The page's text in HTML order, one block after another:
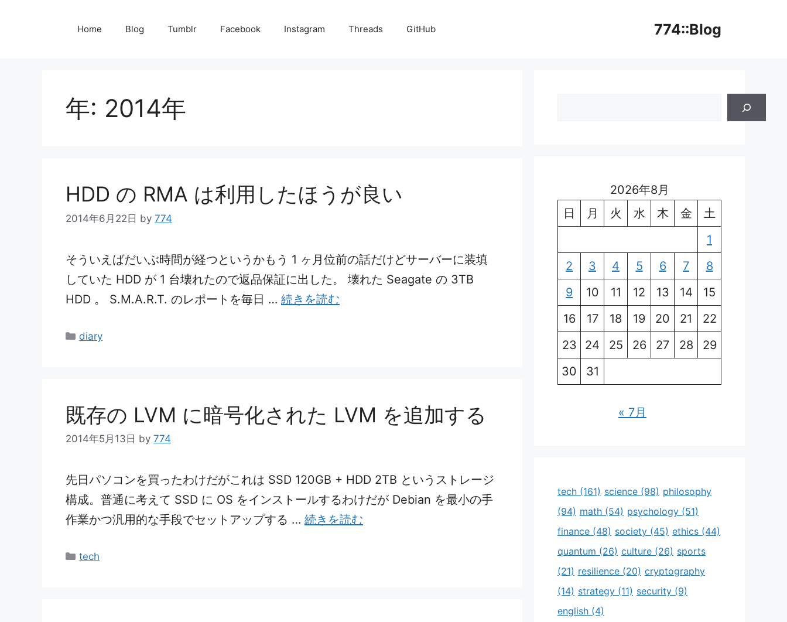
774::Blog
Home Blog Tumblr Facebook Instagram Threads GitHub
年: 2014年
HDD の RMA は利用したほうが良い
2014年6月22日 by 774
そういえばだいぶ時間が経つというかもう 1 ヶ月位前の話だけどサーバーに装填
していた HDD が 1 台壊れたので返品保証に出した。 壊れた Seagate の 3TB
HDD 。 S.M.A.R.T. のレポートを毎日 … 続きを読む
カ
diary
既存の LVM に暗号化された LVM を追加する
2014年5月13日 by 774
先日パソコンを買ったわけだがこれは SSD 120GB + HDD 2TB というストレージ
構成。普通に考えて SSD に OS をインストールするわけだが Debian を最小の手
作業かつ汎用的な手段でセットアップする … 続きを読む
カ
tech
2026年8月
日
月 火 水 木 金
土
1
2
3 4 5 6 7
8
9
10 11 12 13 14
15
16
17 18 19 20 21
22
23
24 25 26 27 28
29
30
31
« 7月
tech (161) science (98) philosophy
(94) math (54) psychology (51)
finance (48) society (45) ethics (44)
quantum (26) culture (26) sports
(21) resilience (20) cryptography
(14) strategy (11) security (9)
english (4)